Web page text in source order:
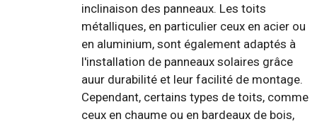
inclinaison des panneaux. Les toits
métalliques, en particulier ceux en acier ou
en aluminium, sont également adaptés à
l'installation de panneaux solaires grâce
auur durabilité et leur facilité de montage.
Cependant, certains types de toits, comme
ceux en chaume ou en bardeaux de bois,